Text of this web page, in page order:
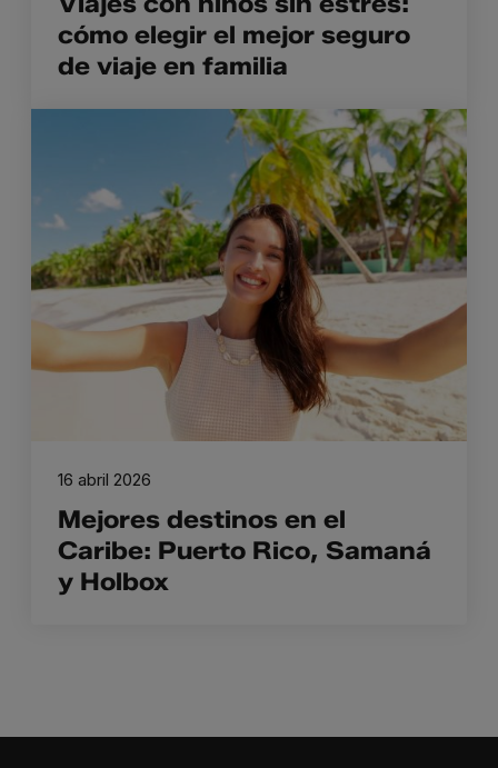
cómo elegir el mejor seguro
de viaje en familia
Mejores destinos en el
Caribe: Puerto Rico, Samaná
y Holbox
16 abril 2026